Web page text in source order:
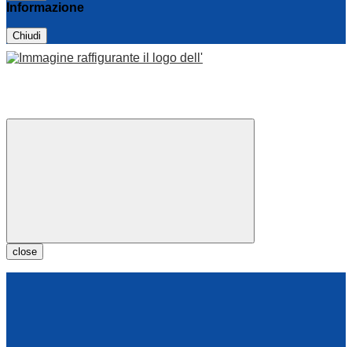
Informazione
Chiudi
close